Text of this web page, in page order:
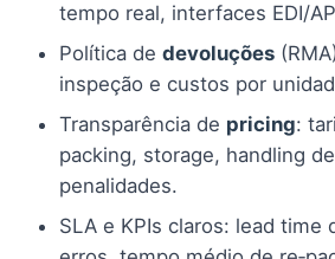
tempo real, interfaces EDI/
Política de devoluções
inspeção e custos por
Transparência de pricing:
packing, storage, handling
penalidades.
SLA e KPIs claros: lead time